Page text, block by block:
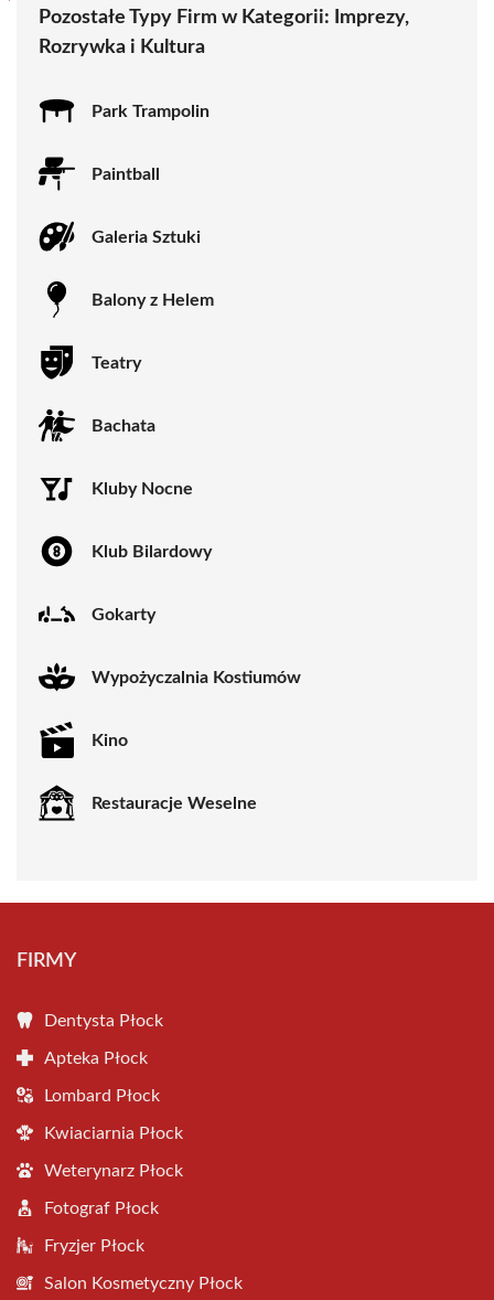
Pozostałe Typy Firm w Kategorii:
Imprezy,
Rozrywka i Kultura
Park Trampolin
Paintball
Galeria Sztuki
Balony z Helem
Teatry
Bachata
Kluby Nocne
Klub Bilardowy
Gokarty
Wypożyczalnia Kostiumów
Kino
Restauracje Weselne
FIRMY
Dentysta Płock
Apteka Płock
Lombard Płock
Kwiaciarnia Płock
Weterynarz Płock
Fotograf Płock
Fryzjer Płock
Salon Kosmetyczny Płock